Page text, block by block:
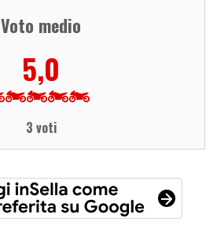
Voto medio
5,0
3 voti